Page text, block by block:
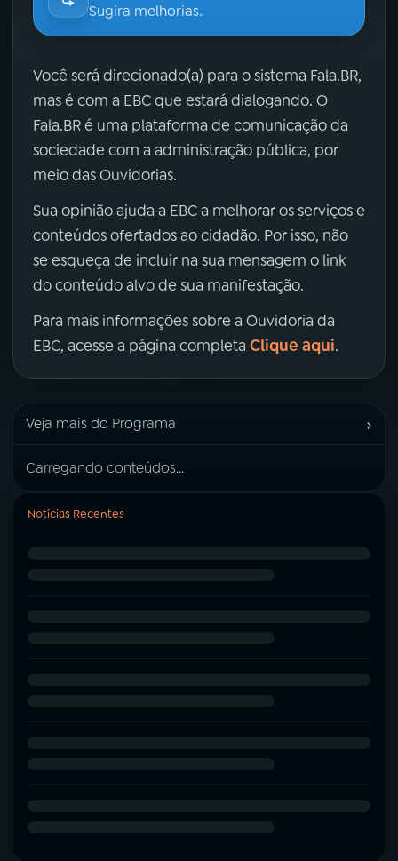
Sugira melhorias.
Você será direcionado(a) para o sistema Fala.BR,
mas é com a EBC que estará dialogando. O
Fala.BR é uma plataforma de comunicação da
sociedade com a administração pública, por
meio das Ouvidorias.
Sua opinião ajuda a EBC a melhorar os serviços e
conteúdos ofertados ao cidadão. Por isso, não
se esqueça de incluir na sua mensagem o link
do conteúdo alvo de sua manifestação.
Para mais informações sobre a Ouvidoria da
EBC, acesse a página completa Clique aqui.
Veja mais do Programa ›
Carregando conteúdos...
Notícias Recentes